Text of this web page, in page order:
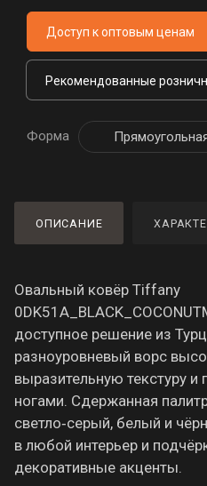
Доступ к оптовым ценам
Рекомендованные
Форма
ОПИСАНИЕ
Овальный ковёр Tiffany
доступное решение из
разноуровневый ворс
выразительную текстуру и
ногами. Сдержанная
светло‑серый, белый и
в любой интерьер и
декоративные акценты.